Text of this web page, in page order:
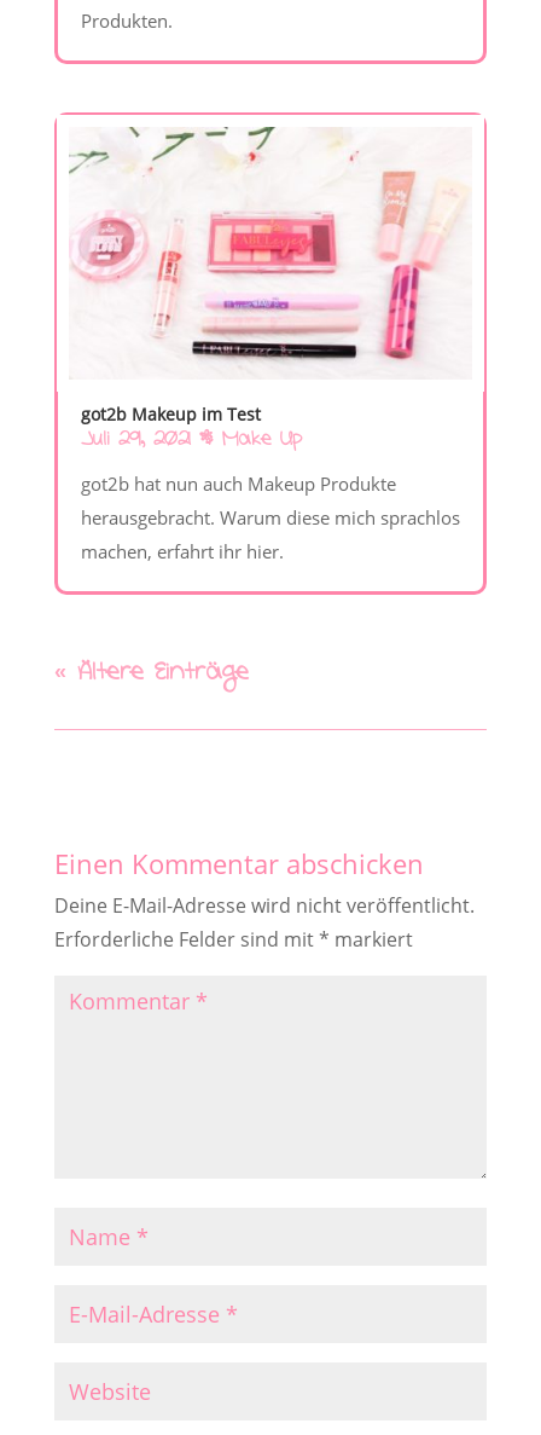
Produkten.
got2b Makeup im Test
Juli 29, 2021| Make Up
got2b hat nun auch Makeup Produkte
herausgebracht. Warum diese mich sprachlos
machen, erfahrt ihr hier.
« Ältere Einträge
Einen Kommentar abschicken
Deine E-Mail-Adresse wird nicht veröffentlicht.
Erforderliche Felder sind mit* markiert